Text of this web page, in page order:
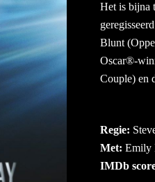
Het is bijna
Blunt
Oscar®-
Couple) en
Regie:
Met: Emily
IMDb